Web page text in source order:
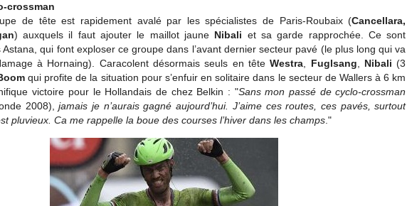
crossman
de tête est rapidement avalé par les spécialistes de Paris-Roubaix (Cancellara,
) auxquels il faut ajouter le maillot jaune Nibali et sa garde rapprochée. Ce sont
Astana, qui font exploser ce groupe dans l’avant dernier secteur pavé (le plus long qui va
à Hornaing). Caracolent désormais seuls en têteWestra Fuglsang Nibali (3
qui profite de la situation pour s’enfuir en solitaire dans le secteur de Wallers à 6 km
victoire pour le Hollandais de chez Belkin : "Sans mon passé de cyclo-crossman
2008),jamais je n’aurais gagné aujourd’hui. J’aime ces routes, ces pavés, surtout
pluvieux. Ca me rappelle la boue des courses l’hiver dans les champs ."